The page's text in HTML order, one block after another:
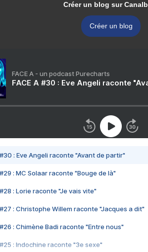
Créer un blog sur
Créer un blog
FACE A - un podcast Purecharts
FACE A #30 : Eve Angeli raconte
#30 : Eve Angeli raconte "Avant de partir"
#29 : MC Solaar raconte "Bouge de là"
#28 : Lorie raconte "Je vais vite"
#27 : Christophe Willem raconte "Jacques a dit"
#26 : Chimène Badi raconte "Entre nous"
#25 : Indochine raconte "3e sexe"